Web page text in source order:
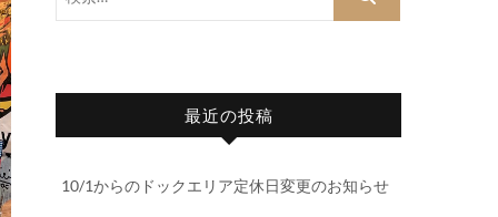
最近の投稿
10/1からのドックエリア定休日変更のお知らせ